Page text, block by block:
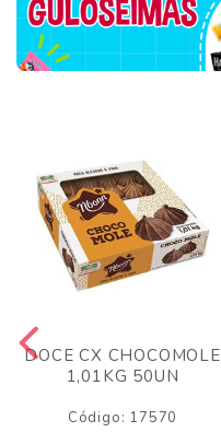
DOCE CX CHOCOMOLE
1,01KG 50UN
Código: 17570